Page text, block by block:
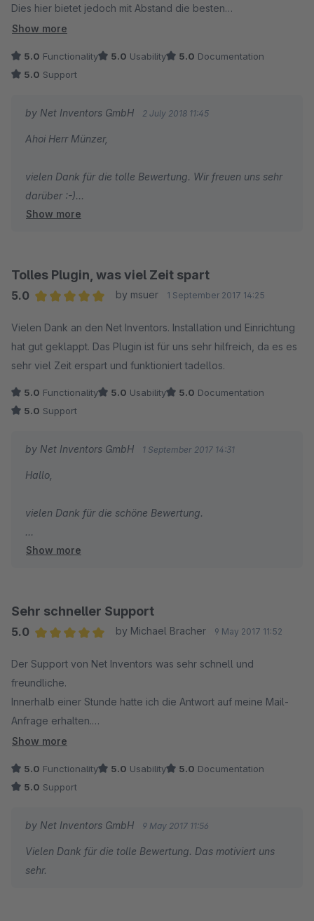
Dies hier bietet jedoch mit Abstand die besten
Anpassungsmöglichkeiten und auch Features die jegliche
Den Support konnten wir bislang nicht testen, da er aufgrund
benötigt wurde.
Show more
5.0 Functionality 5.0 Usability 5.0 Documentation
5.0 Support
by Net Inventors GmbH 2 July 2018 11:45
Ahoi Herr Münzer,
vielen Dank für die tolle Bewertung. Wir freuen uns sehr
darüber :-)
Show more
Tolles Plugin, was viel Zeit spart
5.0
by msuer 1 September 2017 14:25
Vielen Dank an den Net Inventors. Installation und Einrichtung
hat gut geklappt. Das Plugin ist für uns sehr hilfreich, da es es
sehr viel Zeit erspart und funktioniert tadellos.
5.0 Functionality 5.0 Usability 5.0 Documentation
5.0 Support
by Net Inventors GmbH 1 September 2017 14:31
Hallo,
vielen Dank für die schöne Bewertung.
Dein Net Inventors Team
Show more
Sehr schneller Support
5.0
by Michael Bracher 9 May 2017 11:52
Der Support von Net Inventors was sehr schnell und
freundliche.
Innerhalb einer Stunde hatte ich die Antwort auf meine Mail-
Anfrage erhalten.
Das Plugin ansich ist toll und funktioniert tiptop.
Show more
5.0 Functionality 5.0 Usability 5.0 Documentation
5.0 Support
by Net Inventors GmbH 9 May 2017 11:56
Vielen Dank für die tolle Bewertung. Das motiviert uns
sehr.